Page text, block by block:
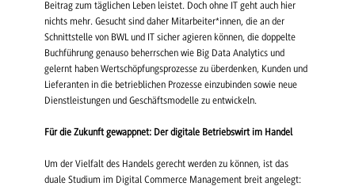
Beitrag zum täglichen Leben leistet. Doch ohne IT geht auch hier
nichts mehr. Gesucht sind daher Mitarbeiter*innen, die an der
Schnittstelle von BWL und IT sicher agieren können, die doppelte
Buchführung genauso beherrschen wie Big Data Analytics und
gelernt haben Wertschöpfungsprozesse zu überdenken, Kunden und
Lieferanten in die betrieblichen Prozesse einzubinden sowie neue
Dienstleistungen und Geschäftsmodelle zu entwickeln.
Für die Zukunft gewappnet: Der digitale Betriebswirt im Handel
Um der Vielfalt des Handels gerecht werden zu können, ist das
duale Studium im Digital Commerce Management breit angelegt: